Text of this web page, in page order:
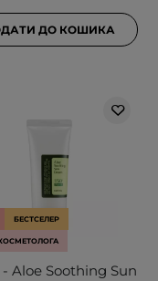
ДО КОШИКА
БЕСТСЕЛЕР
- Aloe Soothing Sun